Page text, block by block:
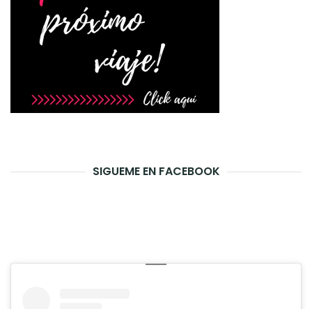
SIGUEME EN FACEBOOK